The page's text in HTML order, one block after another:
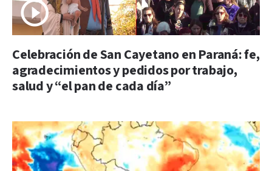
Celebración de San Cayetano en Paraná: fe,
agradecimientos y pedidos por trabajo,
salud y “el pan de cada día”